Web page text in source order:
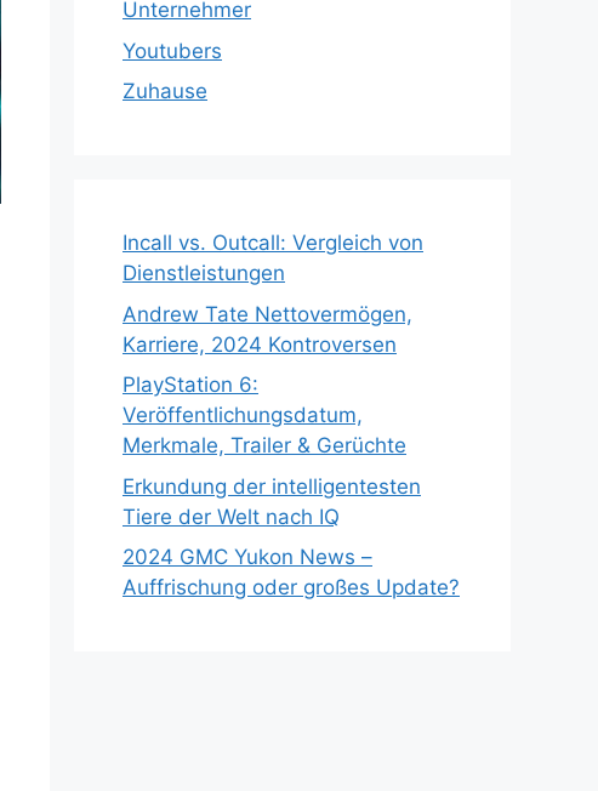
Unternehmer
Youtubers
Zuhause
Incall vs. Outcall: Vergleich von
Dienstleistungen
Andrew Tate Nettovermögen,
Karriere, 2024 Kontroversen
PlayStation 6:
Veröffentlichungsdatum,
Merkmale, Trailer & Gerüchte
Erkundung der intelligentesten
Tiere der Welt nach IQ
2024 GMC Yukon News –
Auffrischung oder großes Update?